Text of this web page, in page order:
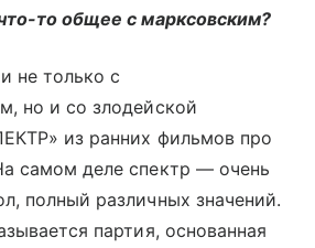
то общее с марксовским?
не только с
но и со злодейской
из ранних фильмов про
самом деле спектр — очень
полный различных значений.
партия, основанная